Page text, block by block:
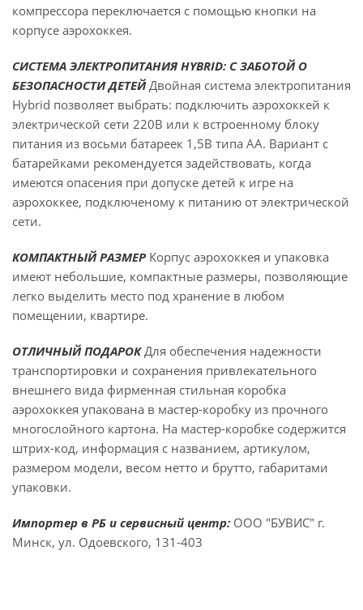
компрессора переключается с помощью кнопки на
корпусе аэрохоккея.
СИСТЕМА ЭЛЕКТРОПИТАНИЯ HYBRID: С ЗАБОТОЙ О
БЕЗОПАСНОСТИ ДЕТЕЙДвойная система электропитания
Hybrid позволяет выбрать: подключить аэрохоккей к
электрической сети 220В или к встроенному блоку
питания из восьми батареек 1,5В типа АА. Вариант с
батарейками рекомендуется задействовать, когда
имеются опасения при допуске детей к игре на
аэрохоккее, подключеному к питанию от электрической
сети.
КОМПАКТНЫЙ РАЗМЕРКорпус аэрохоккея и упаковка
имеют небольшие, компактные размеры, позволяющие
легко выделить место под хранение в любом
помещении, квартире.
ОТЛИЧНЫЙ ПОДАРОКДля обеспечения надежности
транспортировки и сохранения привлекательного
внешнего вида фирменная стильная коробка
аэрохоккея упакована в мастер-коробку из прочного
многослойного картона. На мастер-коробке содержится
штрих-код, информация с названием, артикулом,
размером модели, весом нетто и брутто, габаритами
упаковки.
Импортер в РБ и сервисный центр: ООО "БУВИС" г.
Минск, ул. Одоевского, 131-403